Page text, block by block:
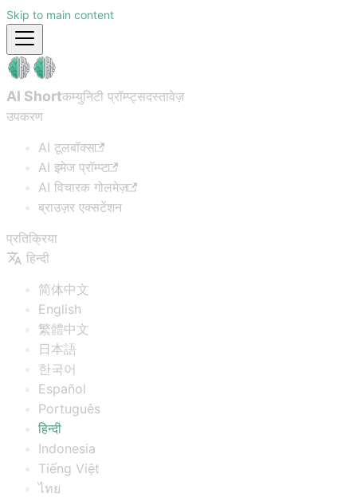
Skip to main content
AI Shortकम्युनिटी प्रॉम्प्ट्सदस्तावेज़
उपकरण
AI टूलबॉक्स
AI इमेज प्रॉम्प्ट
AI विचारक गोलमेज़
ब्राउज़र एक्सटेंशन
प्रतिक्रिया
हिन्दी
简体中文
English
繁體中文
日本語
한국어
Español
Português
हिन्दी
Indonesia
Tiếng Việt
ไทย